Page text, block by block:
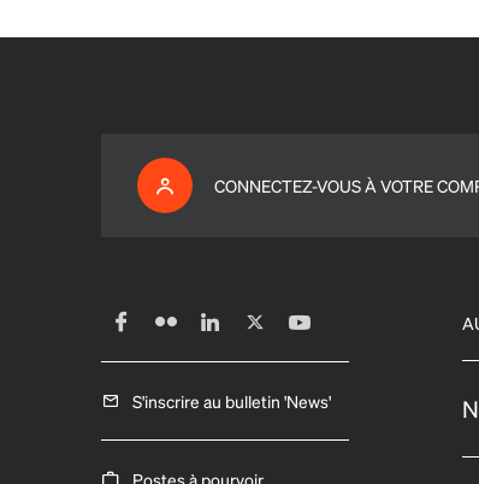
CONNECTEZ-VOUS À VOTRE
S'inscrire au bulletin 'News'
Postes à pourvoir